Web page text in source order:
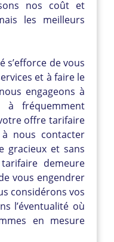
nos coût et
les meilleurs
s’efforce de vous
et à faire le
engageons à
à fréquemment
offre tarifaire
à nous contacter
gracieux et sans
demeure
vous engendrer
considérons vos
l’éventualité où
en mesure